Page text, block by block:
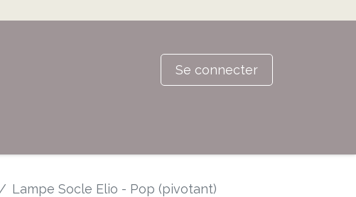
Se connecter
Lampe Socle Elio - Pop (pivotant)